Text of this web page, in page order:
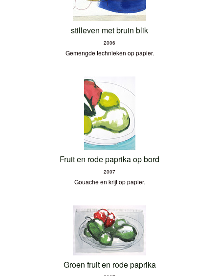
stilleven met bruin blik
2006
Gemengde technieken op papier.
Fruit en rode paprika op bord
2007
Gouache en krijt op papier.
Groen fruit en rode paprika